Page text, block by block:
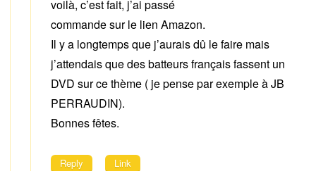
voilà, c’est fait, j’ai passé
commande sur le lien Amazon.
Il y a longtemps que j’aurais dû le faire mais
j’attendais que des batteurs français fassent un
DVD sur ce thème ( je pense par exemple à JB
PERRAUDIN).
Bonnes fêtes.
Reply Link